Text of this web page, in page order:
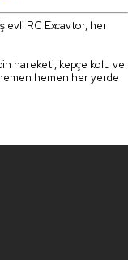
RC Excavtor, her
hareketi, kepçe kolu ve
hemen her yerde